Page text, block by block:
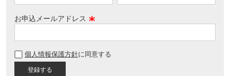
お申込メールアドレス
須
個人情報保護方針に同意する